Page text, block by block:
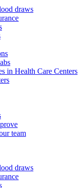
draws
in Health Care Centers
team
draws